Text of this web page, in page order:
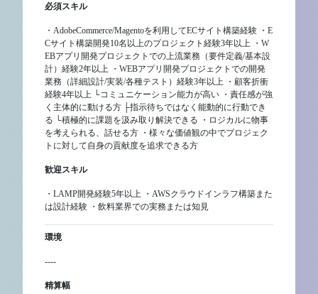
必須スキル
・AdobeCommerce/Magentoを利用してECサイト構築経験 ・E
Cサイト構築開発10名以上のプロジェクト経験3年以上 ・W
EBアプリ開発プロジェクトでの上流業務（要件定義/基本設
計）経験2年以上 ・WEBアプリ開発プロジェクトでの開発
業務（詳細設計/実装/各種テスト）経験3年以上 ・顧客折衝
経験4年以上 └コミュニケーション能力が高い ・責任感が強
く主体的に動ける方 ├指示待ちではなく能動的に行動でき
る └積極的に課題を汲み取り解決できる ・ロジカルに物事
を考えられる、話せる方 ・様々な価値観の中でプロジェク
トに対して自身の貢献度を追求できる方
歓迎スキル
・LAMP開発経験5年以上 ・AWSクラウドインラフ構築また
は設計経験 ・飲料業界での実務または知見
環境
----
精算幅